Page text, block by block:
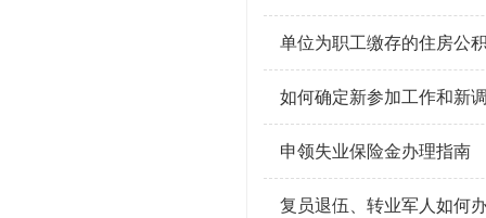
单位为职工缴存的住房公
如何确定新参加工作和新
申领失业保险金办理指南
复员退伍、转业军人如何